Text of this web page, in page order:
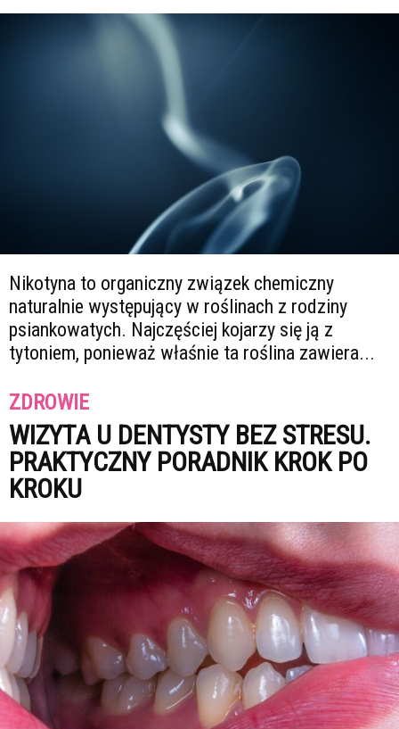
Nikotyna to organiczny związek chemiczny
naturalnie występujący w roślinach z rodziny
psiankowatych. Najczęściej kojarzy się ją z
tytoniem, ponieważ właśnie ta roślina zawiera...
ZDROWIE
WIZYTA U DENTYSTY BEZ STRESU.
PRAKTYCZNY PORADNIK KROK PO
KROKU